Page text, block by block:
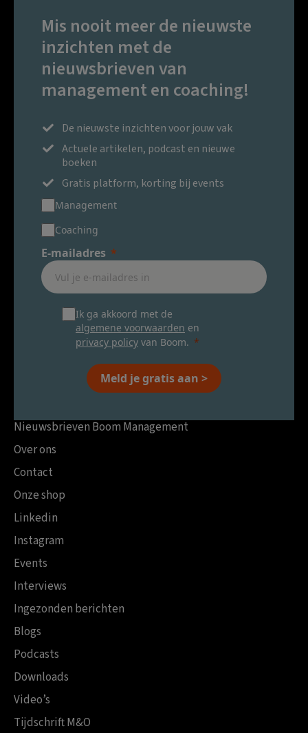
Mis nooit meer de nieuwste
inzichten met de
nieuwsbrieven van
management en coaching!
De nieuwste inzichten voor jouw vak
Actuele artikelen, podcast en nieuwe
boeken
Gratis platform, korting bij events
Management
Coaching
E-mailadres
Ik ga akkoord met de
algemene voorwaarden en
privacy policy van Boom.
Meld je gratis aan >
Nieuwsbrieven Boom Management
Over ons
Contact
Onze shop
Linkedin
Instagram
Events
Interviews
Ingezonden berichten
Blogs
Podcasts
Downloads
Video’s
Tijdschrift M&O